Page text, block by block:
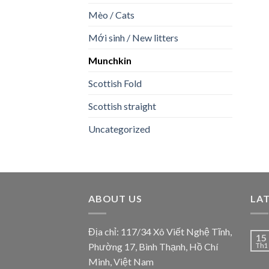
Mèo / Cats
Mới sinh / New litters
Munchkin
Scottish Fold
Scottish straight
Uncategorized
ABOUT US
Địa chỉ: 117/34 Xô Viết Nghệ Tĩnh,
Phường 17, Bình Thạnh, Hồ Chí
Minh, Việt Nam
15
Th1